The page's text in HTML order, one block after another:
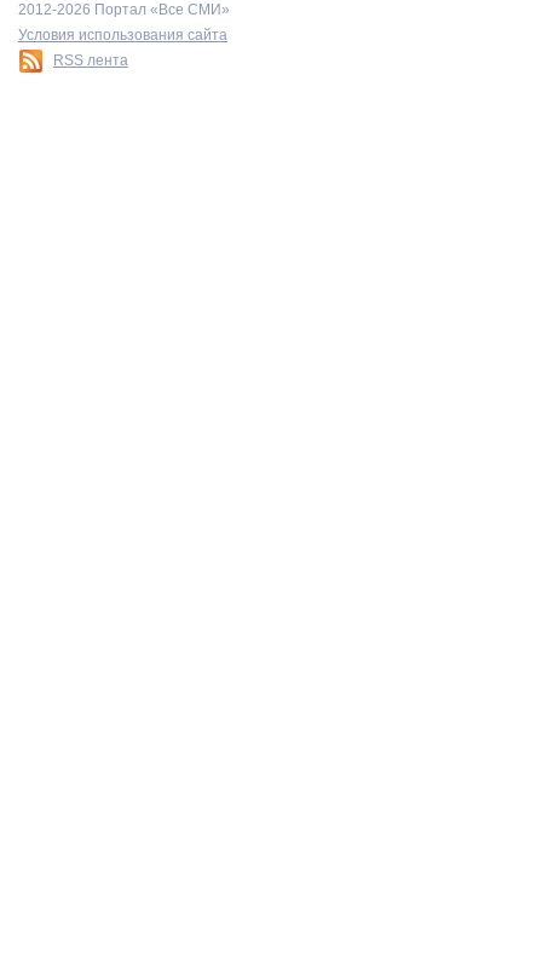
2012-2026 Портал «Все СМИ»
Условия использования сайта
RSS лента